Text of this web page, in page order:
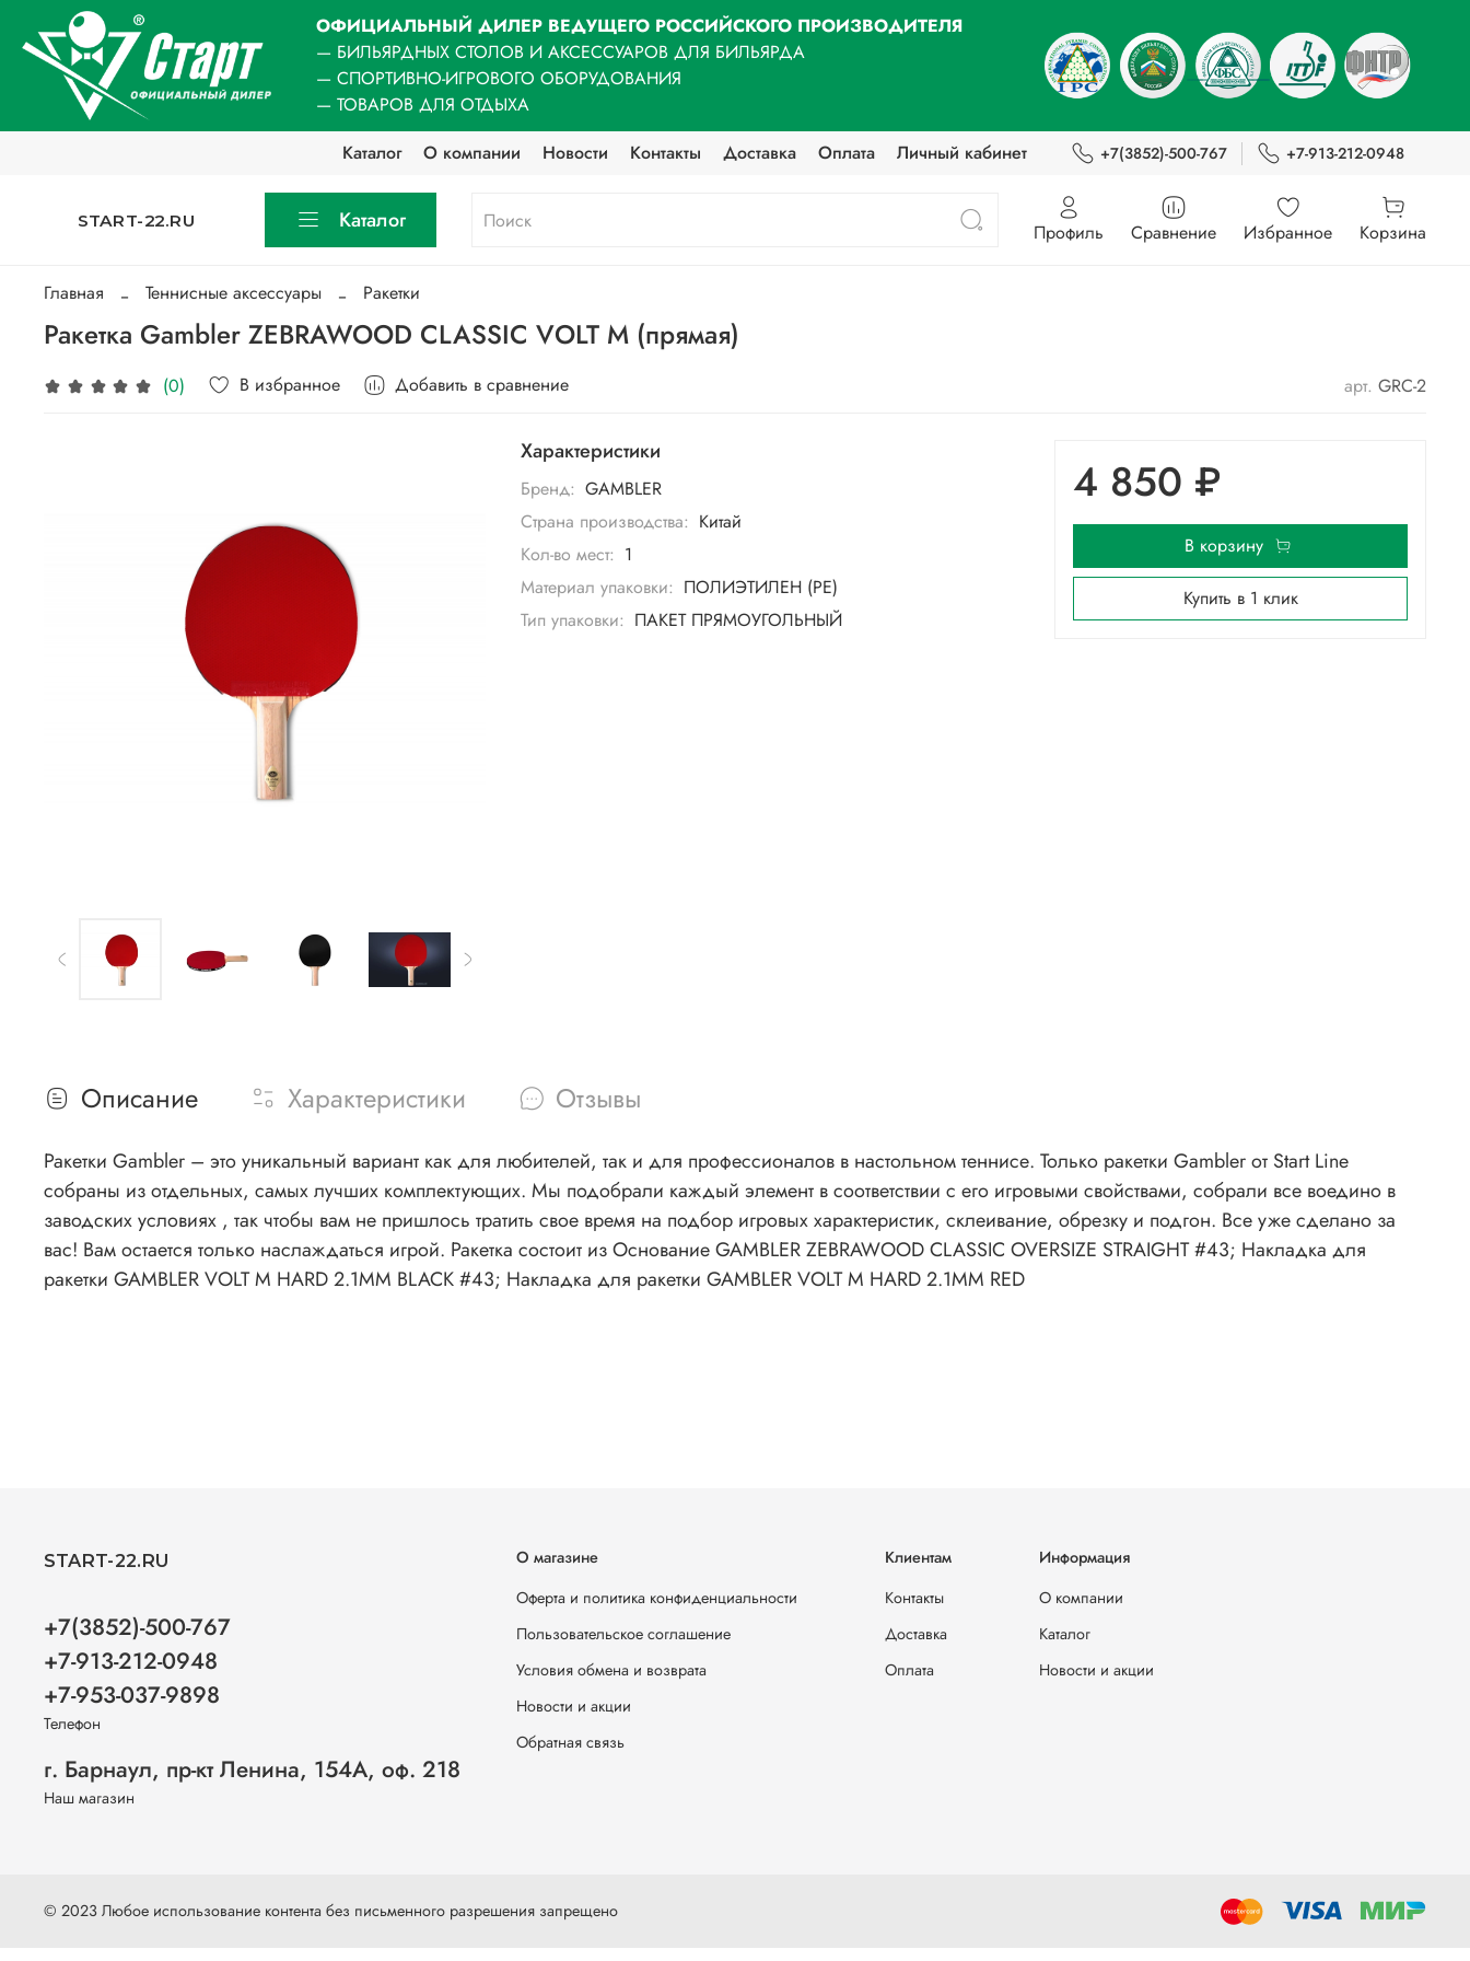
ОФИЦИАЛЬНЫЙ ДИЛЕР ВЕДУЩЕГО РОССИЙСКОГО ПРОИЗВОДИТЕЛЯ
— БИЛЬЯРДНЫХ СТОЛОВ И АКСЕССУАРОВ ДЛЯ БИЛЬЯРДА
— СПОРТИВНО-ИГРОВОГО ОБОРУДОВАНИЯ
— ТОВАРОВ ДЛЯ ОТДЫХА
Каталог
О компании Новости Контакты Доставка Оплата Личный кабинет +7(3852)-500-767 +7-913-212-0948
START-22.RU Каталог Профиль Сравнение Избранное Корзина
Главная Теннисные аксессуары Ракетки
Ракетка Gambler ZEBRAWOOD CLASSIC VOLT M (прямая)
(0) В избранное Добавить в сравнение арт. GRC-2
Характеристики
Бренд: GAMBLER
Страна производства: Китай
Кол-во мест: 1
Материал упаковки: ПОЛИЭТИЛЕН (PE)
Тип упаковки: ПАКЕТ ПРЯМОУГОЛЬНЫЙ
4 850 ₽
В корзину
Купить в 1 клик
Описание Характеристики Отзывы
Ракетки Gambler – это уникальный вариант как для любителей, так и для профессионалов в настольном теннисе. Только ракетки Gambler от Start Line
собраны из отдельных, самых лучших комплектующих. Мы подобрали каждый элемент в соответствии с его игровыми свойствами, собрали все воедино в
заводских условиях , так чтобы вам не пришлось тратить свое время на подбор игровых характеристик, склеивание, обрезку и подгон. Все уже сделано за
вас! Вам остается только наслаждаться игрой. Ракетка состоит из Основание GAMBLER ZEBRAWOOD CLASSIC OVERSIZE STRAIGHT #43; Накладка для
ракетки GAMBLER VOLT M HARD 2.1MM BLACK #43; Накладка для ракетки GAMBLER VOLT M HARD 2.1MM RED
О магазине
Оферта и политика конфиденциальности
Пользовательское соглашение
Условия обмена и возврата
Новости и акции
Обратная связь
Клиентам
Контакты
Доставка
Оплата
Информация
О компании
Каталог
Новости и акции
START-22.RU
+7(3852)-500-767
+7-913-212-0948
+7-953-037-9898
Телефон
г. Барнаул, пр-кт Ленина, 154А, оф. 218
Наш магазин
© 2023 Любое использование контента без письменного разрешения запрещено